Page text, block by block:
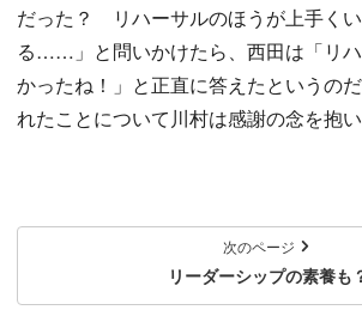
だった？ リハーサルのほうが上手く
る……」と問いかけたら、西田は「リ
かったね！」と正直に答えたというの
れたことについて川村は感謝の念を抱い
次のページ
リーダーシップの素養も